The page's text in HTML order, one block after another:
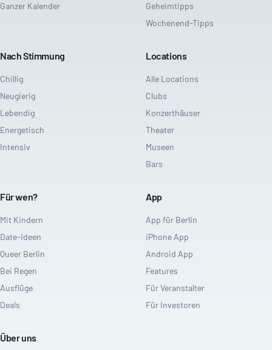
Ganzer Kalender
Geheimtipps
Wochenend-Tipps
Nach Stimmung
Chillig
Neugierig
Lebendig
Energetisch
Intensiv
Locations
Alle Locations
Clubs
Konzerthäuser
Theater
Museen
Bars
Für wen?
Mit Kindern
Date-Ideen
Queer Berlin
Bei Regen
Ausflüge
Deals
App
App für Berlin
iPhone App
Android App
Features
Für Veranstalter
Für Investoren
Über uns